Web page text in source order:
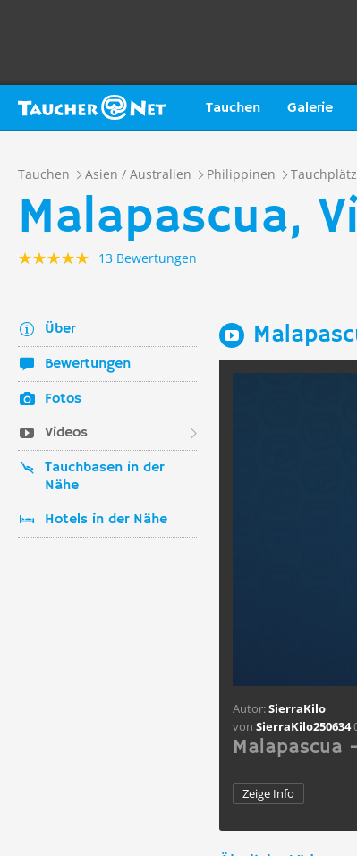
Tauchen Galerie
Tauchen Asien / Australien Philippinen
Malapascua,
13 Bewertungen
Über
Bewertungen
Fotos
Videos
Tauchbasen in der
Nähe
Hotels in der Nähe
Autor:SierraKilo
von SierraKilo250634
Malapascua
Zeige Info